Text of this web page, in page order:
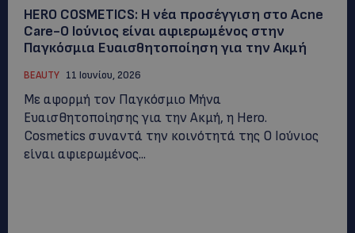
HERO COSMETICS: Η νέα προσέγγιση στο Acne
Care-Ο Ιούνιος είναι αφιερωμένος στην
Παγκόσμια Ευαισθητοποίηση για την Ακμή
BEAUTY 11 Ιουνίου, 2026
Με αφορμή τον Παγκόσμιο Μήνα
Ευαισθητοποίησης για την Ακμή, η Herο.
Cosmetics συναντά την κοινότητά της Ο Ιούνιος
είναι αφιερωμένος...